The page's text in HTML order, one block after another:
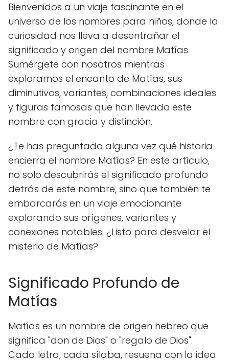
Bienvenidos a un viaje fascinante en el
universo de los nombres para niños, donde la
curiosidad nos lleva a desentrañar el
significado y origen del nombre Matías.
Sumérgete con nosotros mientras
exploramos el encanto de Matías, sus
diminutivos, variantes, combinaciones ideales
y figuras famosas que han llevado este
nombre con gracia y distinción.
¿Te has preguntado alguna vez qué historia
encierra el nombre Matías? En este artículo,
no solo descubrirás el significado profundo
detrás de este nombre, sino que también te
embarcarás en un viaje emocionante
explorando sus orígenes, variantes y
conexiones notables. ¿Listo para desvelar el
misterio de Matías?
Significado Profundo de
Matías
Matías es un nombre de origen hebreo que
significa "don de Dios" o "regalo de Dios".
Cada letra, cada sílaba, resuena con la idea